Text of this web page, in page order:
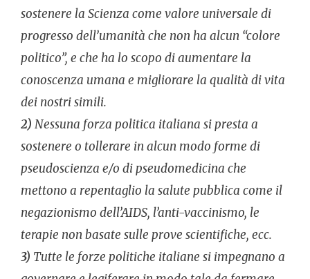
sostenere la Scienza come valore universale di
progresso dell’umanità che non ha alcun “colore
politico”, e che ha lo scopo di aumentare la
conoscenza umana e migliorare la qualità di vita
dei nostri simili.
2) Nessuna forza politica italiana si presta a
sostenere o tollerare in alcun modo forme di
pseudoscienza e/o di pseudomedicina che
mettono a repentaglio la salute pubblica come il
negazionismo dell’AIDS, l’anti-vaccinismo, le
terapie non basate sulle prove scientifiche, ecc.
3) Tutte le forze politiche italiane si impegnano a